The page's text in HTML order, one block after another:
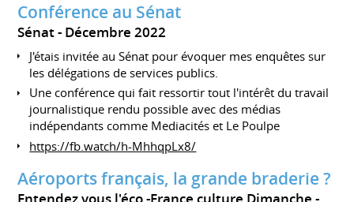
Conférence au Sénat
Sénat Décembre 2022
J'étais invitée au Sénat pour évoquer mes enquêtes sur
les délégations de services publics.
Une conférence qui fait ressortir tout l'intérêt du travail
journalistique rendu possible avec des médias
indépendants comme Mediacités et Le Poulpe
https://fb.watch/h-MhhqpLx8/
Aéroports français, la grande braderie ?